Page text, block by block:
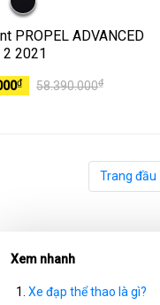
PROPEL ADVANCED
2 2021
₫ 58.390.000₫
Trang đầu
Xem nhanh
Xe đạp thể thao là gì?